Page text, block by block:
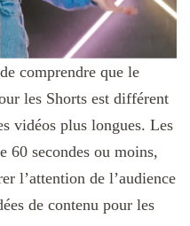
comprendre que le
les Shorts est différent
vidéos plus longues. Les
60 secondes ou moins,
l’attention de l’audience
de contenu pour les